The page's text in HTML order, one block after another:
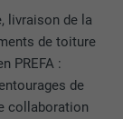
livraison de la
de toiture
PREFA :
de
collaboration